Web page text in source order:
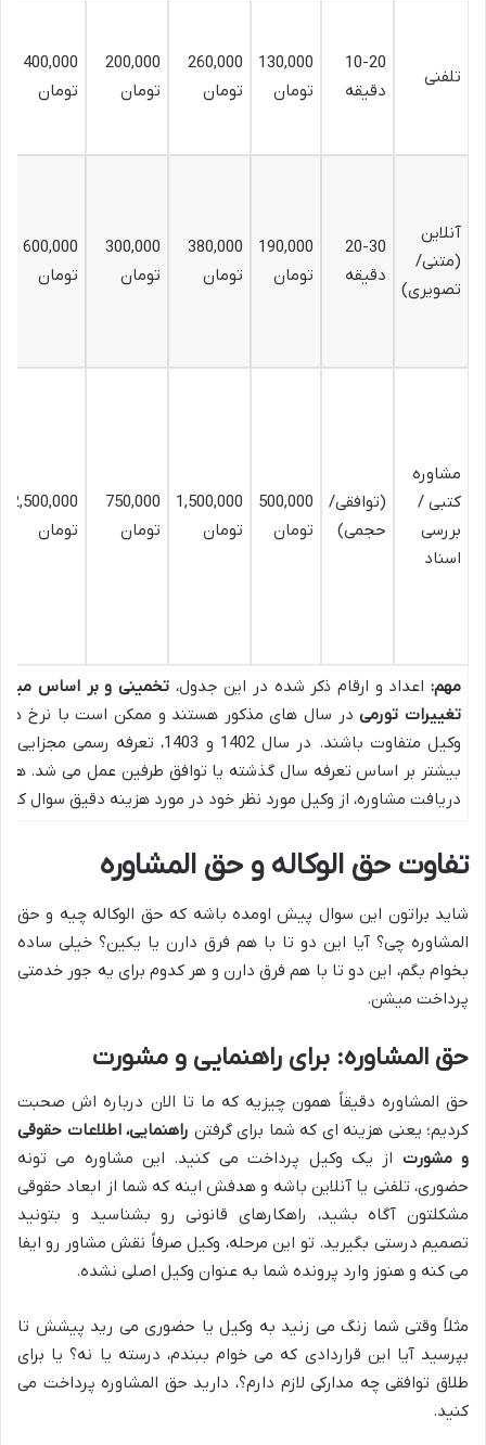
تلفنی
10-20
دقیقه
130,000
تومان
260,000
تومان
200,000
تومان
400,000
تومان
آنلاین
(متنی/
تصویری)
20-30
دقیقه
190,000
تومان
380,000
تومان
300,000
تومان
600,000
تومان
مشاوره
کتبی /
بررسی
اسناد
(توافقی/
حجمی)
500,000
تومان
1,500,000
تومان
750,000
تومان
2,500,000
تومان
مهم: اعداد و ارقام ذکر شده در این جدول، تخمینی و بر اساس
تغییرات تورمیدر سال های مذکور هستند و ممکن است با نرخ
وکیل متفاوت باشند. در سال 1402 و 1403، تعرفه
بیشتر بر اساس تعرفه سال گذشته یا توافق طرفین عمل می شد.
دریافت مشاوره، از وکیل مورد نظر خود در مورد هزینه دقیق سوال
تفاوت حق الوکاله و حق المشاوره
شاید براتون این سوال پیش اومده باشه که حق الوکاله چیه و حق
المشاوره چی؟ آیا این دو تا با هم فرق دارن یا یکین؟ خیلی ساده
بخوام بگم، این دو تا با هم فرق دارن و هر کدوم برای یه جور خدمتی
پرداخت میشن.
حق المشاوره: برای راهنمایی و مشورت
حق المشاوره دقیقاً همون چیزیه که ما تا الان درباره اش صحبت
کردیم؛ یعنی هزینه ای که شما برای گرفتن راهنمایی، اطلاعات حقوقی
و مشورت از یک وکیل پرداخت می کنید. این مشاوره می تونه
حضوری، تلفنی یا آنلاین باشه و هدفش اینه که شما از ابعاد حقوقی
مشکلتون آگاه بشید، راهکارهای قانونی رو بشناسید و بتونید
تصمیم درستی بگیرید. تو این مرحله، وکیل صرفاً نقش مشاور رو ایفا
می کنه و هنوز وارد پرونده شما به عنوان وکیل اصلی نشده.
مثلاً وقتی شما زنگ می زنید به وکیل یا حضوری می رید پیشش تا
بپرسید آیا این قراردادی که می خوام ببندم، درسته یا نه؟ یا برای
طلاق توافقی چه مدارکی لازم دارم؟، دارید حق المشاوره پرداخت می
کنید.